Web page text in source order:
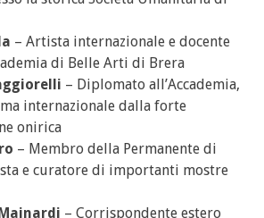
– Artista internazionale e docente
di Belle Arti di Brera
– Diplomato all’Accademia,
internazionale dalla forte
onirica
– Membro della Permanente di
e curatore di importanti mostre
– Corrispondente estero